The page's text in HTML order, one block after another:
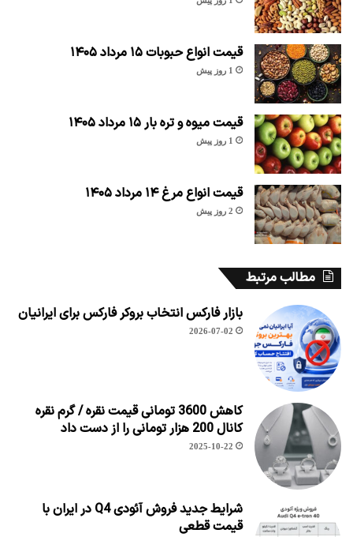
قیمت انواع حبوبات ۱۵ مرداد ۱۴۰۵
1 روز پیش
قیمت میوه و تره بار ۱۵ مرداد ۱۴۰۵
1 روز پیش
قیمت انواع مرغ ۱۴ مرداد ۱۴۰۵
2 روز پیش
مطالب مرتبط
بازار فارکس انتخاب بروکر فارکس برای ایرانیان
2026-07-02
کاهش 3600 تومانی قیمت نقره / گرم نقره
کانال 200 هزار تومانی را از دست داد
2025-10-22
شرایط جدید فروش آئودی Q4 در ایران با
قیمت قطعی